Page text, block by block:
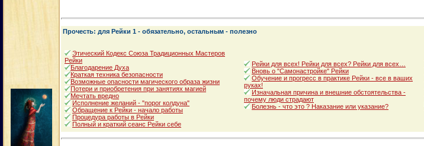
Прочесть: для Рейки 1 - обязательно, остальным - полезно
Этический Кодекс Союза Традиционных Мастеров
Рейки
Благодарение Духа
Краткая техника безопасности
Возможные опасности магического образа жизни
Потери и приобретения при занятиях магией
Мечтать вредно
Исполнение желаний - "порог колдуна"
Обращение к Рейки - начало работы
Процедура работы в Рейки
Полный и краткий сеанс Рейки себе
Рейки для всех! Рейки для всех? Рейки для всех…
Вновь о "Самонастройке" Рейки
Обучение и прогресс в практике Рейки - все в ваших
руках!
Изначальная причина и внешние обстоятельства -
почему люди страдают
Болезнь - что это ? Наказание или указание?